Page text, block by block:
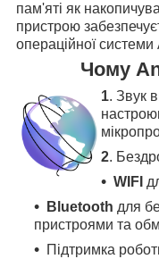
пам'яті як
пристрою
операційної
Чому
1. Звук
2.
WIFI
Bluetooth для
пристроями та
Підтримка